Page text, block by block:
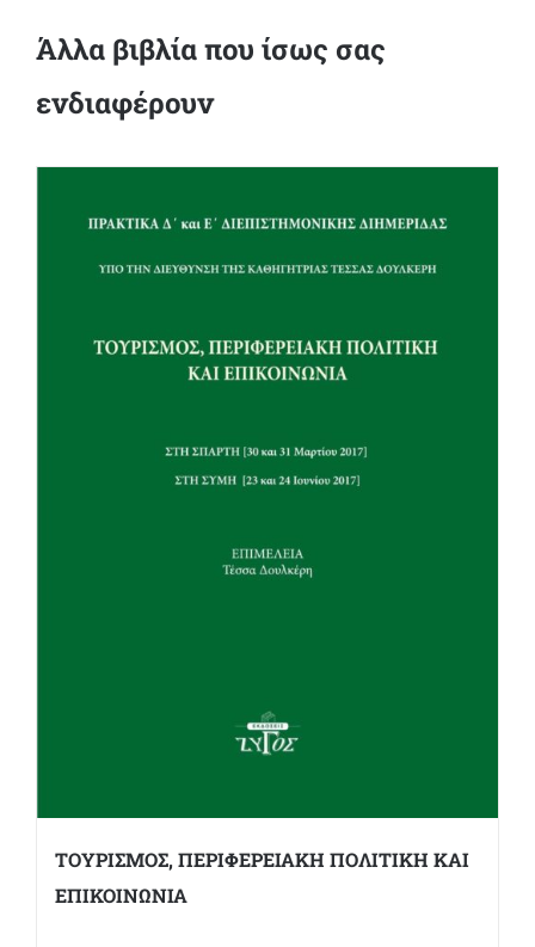
Άλλα βιβλία που ίσως σας
ενδιαφέρουν
ΤΟΥΡΙΣΜΟΣ, ΠΕΡΙΦΕΡΕΙΑΚΗ ΠΟΛΙΤΙΚΗ ΚΑΙ
ΕΠΙΚΟΙΝΩΝΙΑ